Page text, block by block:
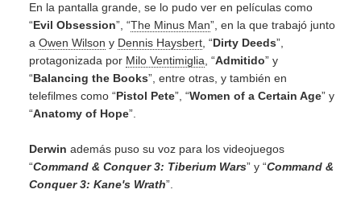
En la pantalla grande, se lo pudo ver en películas como
“Evil Obsession”, “The Minus Man”, en la que trabajó junto
a Owen Wilson y Dennis Haysbert , “Dirty Deeds”,
protagonizada por Milo Ventimiglia , “Admitido” y
“Balancing the Books”, entre otras, y también en
telefilmes como “Pistol Pete”, “Women of a Certain Age” y
“Anatomy of Hope”.
Derwin además puso su voz para los videojuegos
“Command & Conquer 3: Tiberium Wars” y “Command &
Conquer 3: Kane's Wrath”.